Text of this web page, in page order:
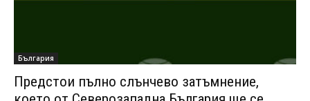
България
Предстои пълно слънчево затъмнение,